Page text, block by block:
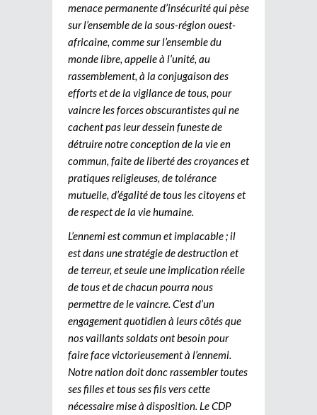
menace permanente d’insécurité qui pèse
sur l’ensemble de la sous-région ouest-
africaine, comme sur l’ensemble du
monde libre, appelle à l’unité, au
rassemblement, à la conjugaison des
efforts et de la vigilance de tous, pour
vaincre les forces obscurantistes qui ne
cachent pas leur dessein funeste de
détruire notre conception de la vie en
commun, faite de liberté des croyances et
pratiques religieuses, de tolérance
mutuelle, d’égalité de tous les citoyens et
de respect de la vie humaine.
L’ennemi est commun et implacable ; il
est dans une stratégie de destruction et
de terreur, et seule une implication réelle
de tous et de chacun pourra nous
permettre de le vaincre. C’est d’un
engagement quotidien à leurs côtés que
nos vaillants soldats ont besoin pour
faire face victorieusement à l’ennemi.
Notre nation doit donc rassembler toutes
ses filles et tous ses fils vers cette
nécessaire mise à disposition. Le CDP